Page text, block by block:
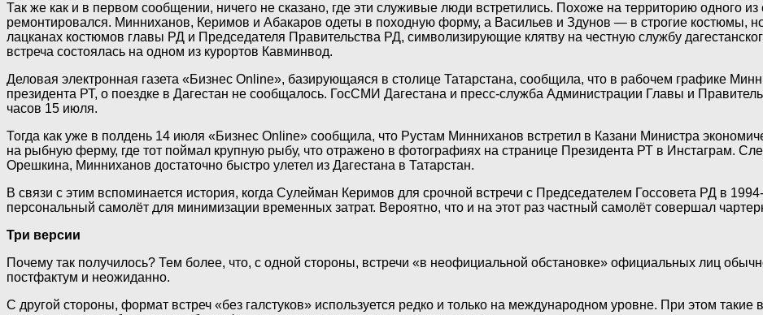
Так же как и в первом сообщении, ничего не сказано, где эти служивые люди встретились. Похоже на территорию одного
ремонтировался. Минниханов, Керимов и Абакаров одеты в походную форму, а Васильев и Здунов — в строгие костюмы,
лацканах костюмов главы РД и Председателя Правительства РД, символизирующие клятву на честную службу
встреча состоялась на одном из курортов Кавминвод.
Деловая электронная газета «Бизнес Online», базирующаяся в столице Татарстана, сообщила, что в рабочем графике
президента РТ, о поездке в Дагестан не сообщалось. ГосСМИ Дагестана и пресс-служба Администрации Главы и
часов 15 июля.
Тогда как уже в полдень 14 июля «Бизнес Online» сообщила, что Рустам Минниханов встретил в Казани Министра
на рыбную ферму, где тот поймал крупную рыбу, что отражено в фотографиях на странице Президента РТ в Инстаграм.
Орешкина, Минниханов достаточно быстро улетел из Дагестана в Татарстан.
В связи с этим вспоминается история, когда Сулейман Керимов для срочной встречи с Председателем Госсовета РД в
персональный самолёт для минимизации временных затрат. Вероятно, что и на этот раз частный самолёт совершал
Три версии
Почему так получилось? Тем более, что, с одной стороны, встречи «в неофициальной обстановке» официальных лиц
постфактум и неожиданно.
С другой стороны, формат встреч «без галстуков» используется редко и только на международном уровне. При этом